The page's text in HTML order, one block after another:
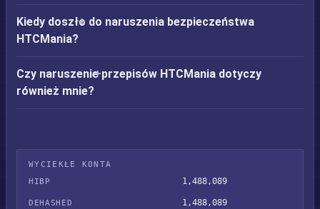
Kiedy doszło do naruszenia bezpieczeństwa
HTCMania?
Czy naruszenie przepisów HTCMania dotyczy
również mnie?
WYCIEKŁE KONTA
HIBP
1,488,089
DEHASHED 1,488,089